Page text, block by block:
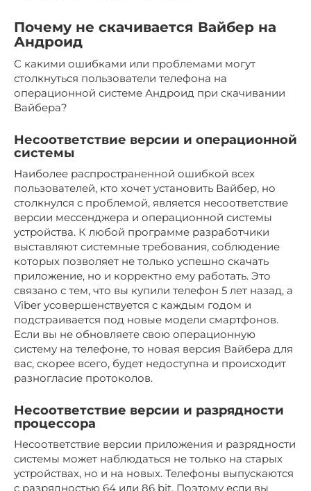
Почему не скачивается Вайбер на
Андроид
С какими ошибками или проблемами могут
столкнуться пользователи телефона на
операционной системе Андроид при скачивании
Вайбера?
Несоответствие версии и операционной
системы
Наиболее распространенной ошибкой всех
пользователей, кто хочет установить Вайбер, но
столкнулся с проблемой, является несоответствие
версии мессенджера и операционной системы
устройства. К любой программе разработчики
выставляют системные требования, соблюдение
которых позволяет не только успешно скачать
приложение, но и корректно ему работать. Это
связано с тем, что вы купили телефон 5 лет назад, а
Viber усовершенствуется с каждым годом и
подстраивается под новые модели смартфонов.
Если вы не обновляете свою операционную
систему на телефоне, то новая версия Вайбера для
вас, скорее всего, будет недоступна и происходит
разногласие протоколов.
Несоответствие версии и разрядности
процессора
Несоответствие версии приложения и разрядности
системы может наблюдаться не только на старых
устройствах, но и на новых. Телефоны выпускаются
с разрядностью 64 или 86 bit. Поэтому если вы